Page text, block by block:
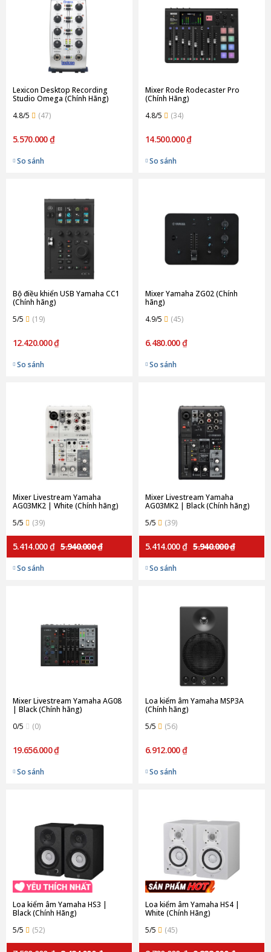
Lexicon Desktop Recording
Studio Omega (Chính Hãng)
4.8/5
(47)
5.570.000 ₫
So sánh
Mixer Rode Rodecaster Pro
(Chính Hãng)
4.8/5
(34)
14.500.000 ₫
So sánh
Bộ điều khiển USB Yamaha CC1
(Chính hãng)
5/5
(19)
12.420.000 ₫
So sánh
Mixer Yamaha ZG02 (Chính
hãng)
4.9/5
(45)
6.480.000 ₫
So sánh
Mixer Livestream Yamaha
AG03MK2 | White (Chính hãng)
5/5
(39)
5.414.000 ₫ 5.940.000 ₫
So sánh
Mixer Livestream Yamaha
AG03MK2 | Black (Chính hãng)
5/5
(39)
5.414.000 ₫ 5.940.000 ₫
So sánh
Mixer Livestream Yamaha AG08
| Black (Chính hãng)
0/5
(0)
19.656.000 ₫
So sánh
Loa kiểm âm Yamaha MSP3A
(Chính hãng)
5/5
(56)
6.912.000 ₫
So sánh
Loa kiểm âm Yamaha HS3 |
Black (Chính Hãng)
5/5
(52)
Loa kiểm âm Yamaha HS4 |
White (Chính Hãng)
5/5
(45)